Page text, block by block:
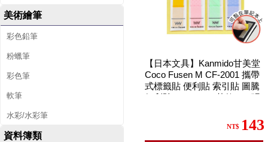
美術繪筆
彩色鉛筆
粉蠟筆
彩色筆
軟筆
水彩/水彩筆
資料簿類
【日本文具】Kanmido甘美堂
Coco Fusen M CF-2001 攜帶
式標籤貼 便利貼 索引貼 圖騰
便利貼 12x42mm 黃款 - 30張
NT$ 143